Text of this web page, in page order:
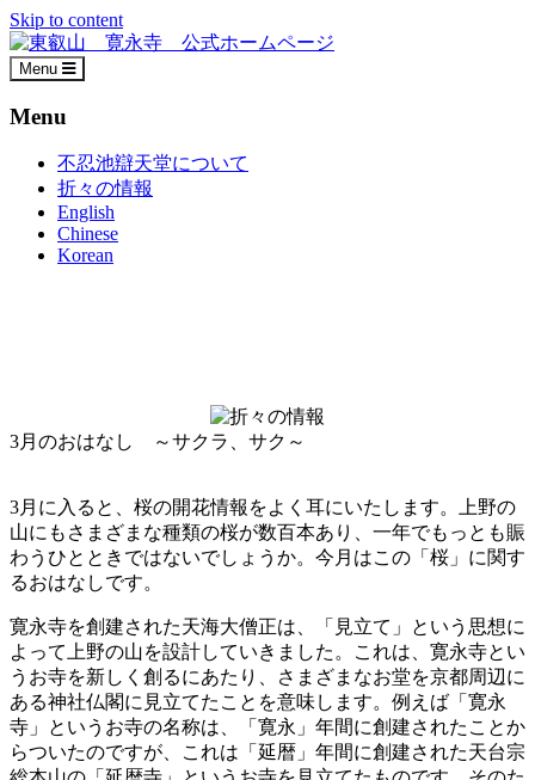
Skip to content
Menu
Menu
不忍池辯天堂について
折々の情報
English
Chinese
Korean
3月のおはなし ～サクラ、サク～
3月に入ると、桜の開花情報をよく耳にいたします。上野の
山にもさまざまな種類の桜が数百本あり、一年でもっとも賑
わうひとときではないでしょうか。今月はこの「桜」に関す
るおはなしです。
寛永寺を創建された天海大僧正は、「見立て」という思想に
よって上野の山を設計していきました。これは、寛永寺とい
うお寺を新しく創るにあたり、さまざまなお堂を京都周辺に
ある神社仏閣に見立てたことを意味します。例えば「寛永
寺」というお寺の名称は、「寛永」年間に創建されたことか
らついたのですが、これは「延暦」年間に創建された天台宗